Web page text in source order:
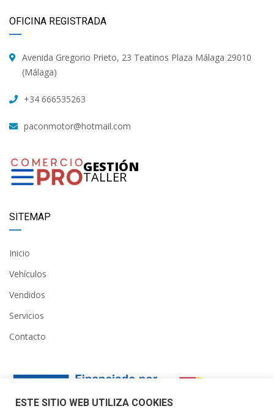
OFICINA REGISTRADA
Avenida Gregorio Prieto, 23 Teatinos Plaza Málaga 29010
(Málaga)
+34 666535263
paconmotor@hotmail.com
GESTIÓN
TALLER
SITEMAP
Inicio
Vehículos
Vendidos
Servicios
Contacto
ESTE SITIO WEB UTILIZA COOKIES